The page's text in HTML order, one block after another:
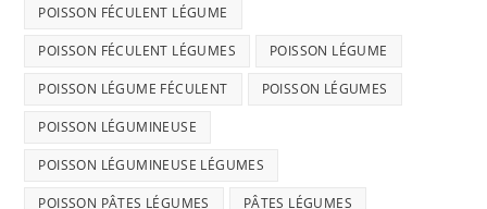
POISSON FÉCULENT LÉGUME
POISSON FÉCULENT LÉGUMES POISSON LÉGUME
POISSON LÉGUME FÉCULENT POISSON LÉGUMES
POISSON LÉGUMINEUSE
POISSON LÉGUMINEUSE LÉGUMES
POISSON PÂTES LÉGUMES PÂTES LÉGUMES